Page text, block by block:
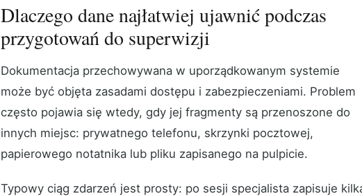
Dlaczego dane najłatwiej ujawnić podczas
przygotowań do superwizji
Dokumentacja przechowywana w uporządkowanym systemie
może być objęta zasadami dostępu i zabezpieczeniami. Problem
często pojawia się wtedy, gdy jej fragmenty są przenoszone do
innych miejsc: prywatnego telefonu, skrzynki pocztowej,
papierowego notatnika lub pliku zapisanego na pulpicie.
Typowy ciąg zdarzeń jest prosty: po sesji specjalista zapisuje